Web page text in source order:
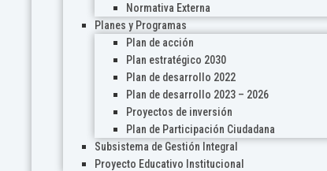
Normativa Externa
Planes y Programas
Plan de acción
Plan estratégico 2030
Plan de desarrollo 2022
Plan de desarrollo 2023 – 2026
Proyectos de inversión
Plan de Participación Ciudadana
Subsistema de Gestión Integral
Proyecto Educativo Institucional